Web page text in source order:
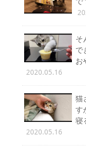
で
そ
で
お
2020.05.16
猫
す
寝
2020.05.16